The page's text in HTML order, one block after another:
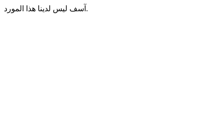
آسف ليس لدينا هذا المورد.